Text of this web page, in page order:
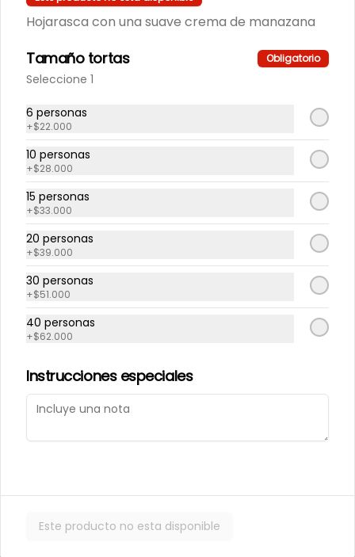
Mini Maicena
Chocolate.
$550
Mini maicena de
vainilla.
Repollito manjar
artesanal.
$550
Repollitos de crema
pastelera.
Caja de galletas de
Cajita Lenguita de
Hojarasca con una suave crema de manazana
Tamaño tortas Obligatorio
Seleccione 1
6 personas
+$22.000
10 personas
+$28.000
15 personas
+$33.000
20 personas
+$39.000
30 personas
+$51.000
40 personas
+$62.000
Instrucciones especiales
Este producto no esta disponible